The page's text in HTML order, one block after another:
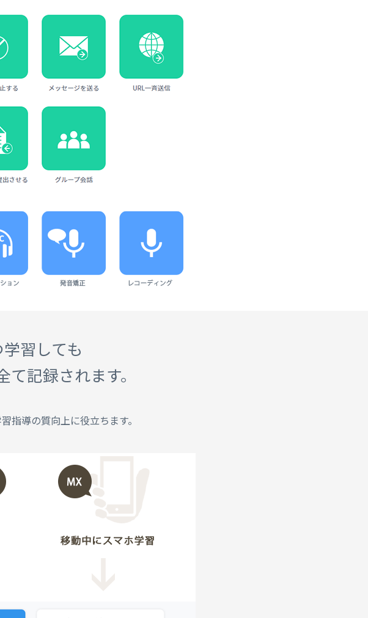
習しても
て記録されます。
指導の質向上に役立ちます。